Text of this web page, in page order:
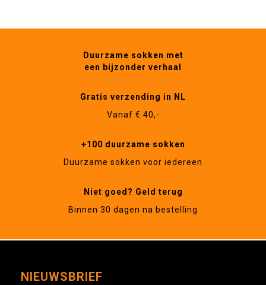
Duurzame sokken met
een bijzonder verhaal
Gratis verzending in NL
Vanaf € 40,-
+100 duurzame sokken
Duurzame sokken voor iedereen
Niet goed? Geld terug
Binnen 30 dagen na bestelling
NIEUWSBRIEF